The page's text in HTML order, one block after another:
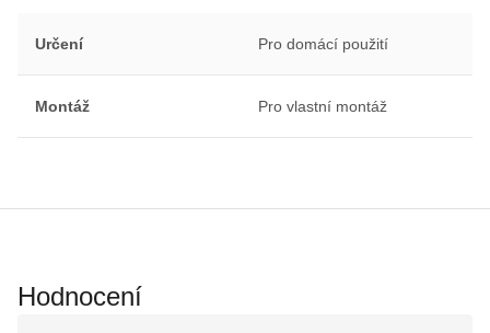
Určení Pro domácí použití
Montáž Pro vlastní montáž
Hodnocení